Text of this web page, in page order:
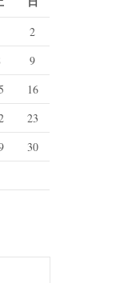
2
9
16
23
30